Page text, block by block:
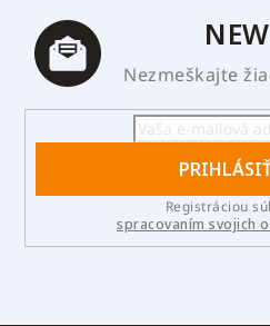
Nezmeškajte
spracovaním svojich